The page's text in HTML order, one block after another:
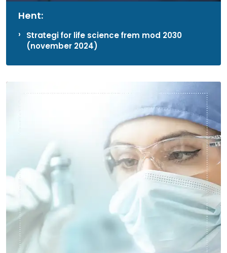
Hent:
Strategi for life science frem mod 2030
(november 2024)